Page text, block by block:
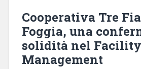
Cooperativa Tre
Foggia, una
solidità nel Facility
Management